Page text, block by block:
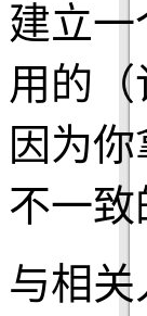
建立
用的
因为
不一致
与相